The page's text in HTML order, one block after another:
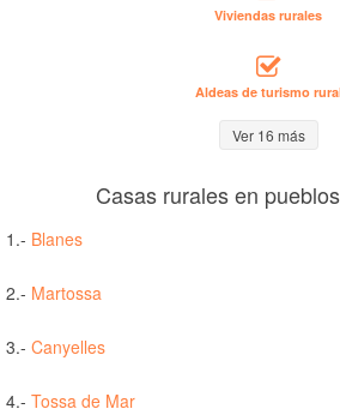
Viviendas rurales
Aldeas de turismo
Ver 16 más
Casas rurales en
1.- Blanes
2.- Martossa
3.- Canyelles
4.- Tossa de Mar